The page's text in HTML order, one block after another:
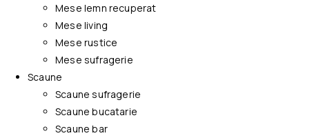
Mese lemn recuperat
Mese living
Mese rustice
Mese sufragerie
Scaune
Scaune sufragerie
Scaune bucatarie
Scaune bar